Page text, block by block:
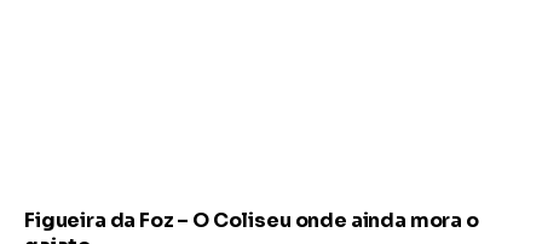
Figueira da Foz – O Coliseu onde ainda mora o